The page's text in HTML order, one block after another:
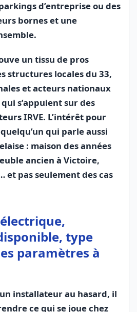
d’entreprise ou des
bornes et une
un tissu de pros
structures locales du 33,
et acteurs nationaux
s’appuient sur des
IRVE. L’intérêt pour
quelqu’un qui parle aussi
: maison des années
ancien à Victoire,
et pas seulement des cas
type
paramètres à
installateur au hasard, il
ce qui se joue chez